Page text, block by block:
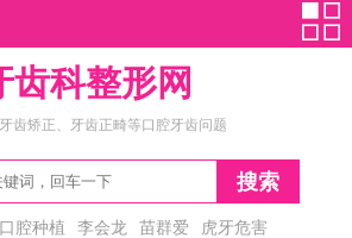
齿科整形网
齿矫正、牙齿正畸等口腔牙齿问题
搜索
口腔种植 李会龙 苗群爱
虎牙危害